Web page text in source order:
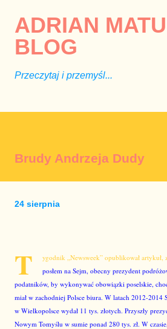
ADRIAN
BLOG
Przeczytaj i przemyśl...
Brudy Andrzeja Dudy
24 sierpnia
T
ygodnik „Newsweek” opublikował
posłem na Sejm, obecny prezydent
podatników, by wykonywać obowiązki poselskie,
miał w zachodniej Polsce biura. W latach 2012-
w Wielkopolsce wydał 11 tys. złotych. Przyszły
Nowym Tomyślu w sumie ponad 280 tys. zł. W